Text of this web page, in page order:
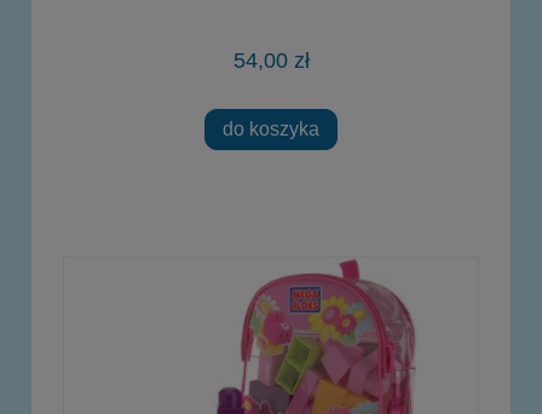
54,00 zł
do koszyka